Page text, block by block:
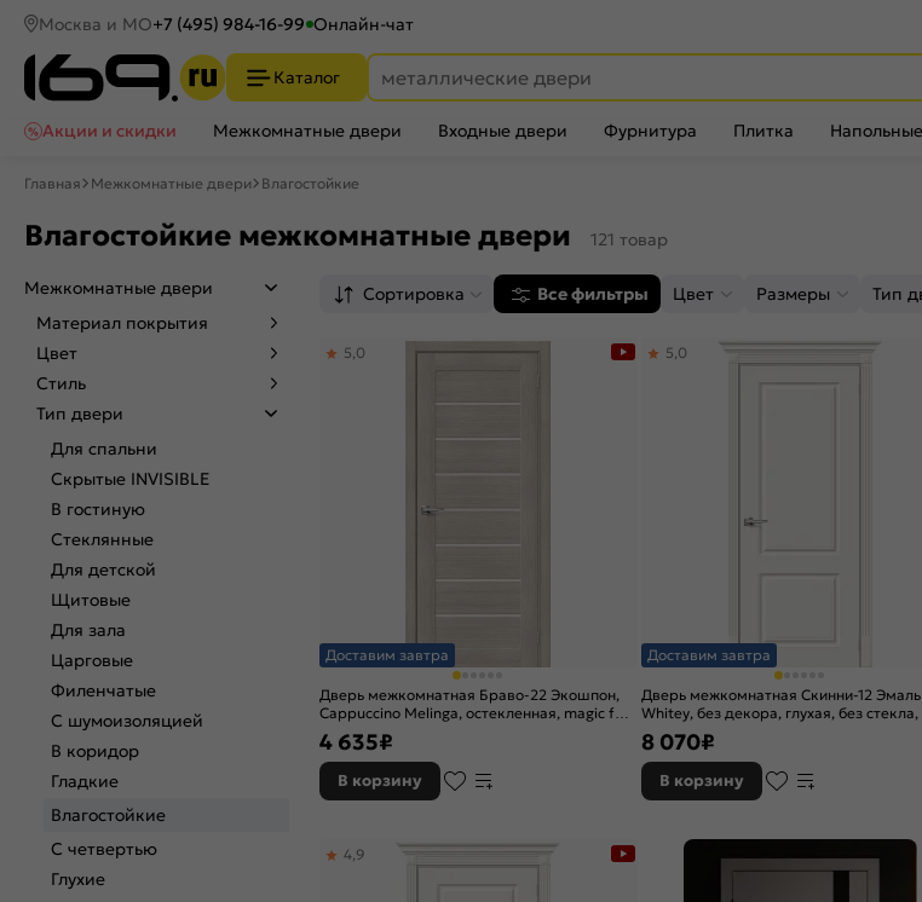
Москва и МО+7 (495) 984-16-99 Онлайн-чат
Каталог
Акции и скидки
Межкомнатные двери Входные двери Фурнитура Плитка
Главная Межкомнатные двери Влагостойкие
Влагостойкие межкомнатные двери 121 товар
Межкомнатные двери
Материал покрытия
Цвет
Стиль
Тип двери
Для спальни
Скрытые INVISIBLE
В гостиную
Стеклянные
Для детской
Щитовые
Для зала
Царговые
Филенчатые
С шумоизоляцией
В коридор
Гладкие
Влагостойкие
С четвертью
Глухие
Сортировка Все фильтры Цвет Размеры Тип
Доставим завтра
Дверь межкомнатная Браво-22 Экошпон,
Cappuccino Melinga, остекленная, magic fog,
царговая
5,0
4 635₽
В корзину
Доставим завтра
Дверь межкомнатная Скинни-12 Эмаль
Whitey, без декора, глухая, без стекла,
кромки, скиновая
5,0
8 070₽
В корзину
4,9